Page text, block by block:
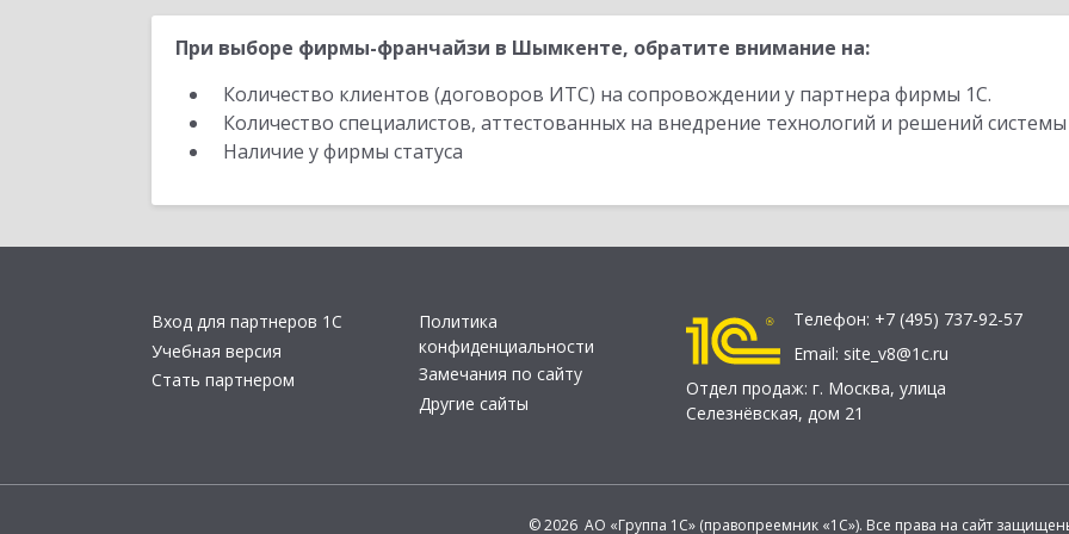
При выборе фирмы-франчайзи в Шымкенте, обратите внимание на:
Количество клиентов (договоров ИТС) на сопровождении у партнера фирмы 1С.
Количество специалистов, аттестованных на внедрение технологий и решений
Наличие у фирмы статуса
Вход для партнеров 1С
Учебная версия
Стать партнером
Политика
конфиденциальности
Замечания по сайту
Другие сайты
Телефон: +7 (495) 737-92-57
Email: site_v8@1c.ru
Отдел продаж: г. Москва, улица
Селезнёвская, дом 21
© 2026 АО «Группа 1С» (правопреемник «1С»). Все права на сайт